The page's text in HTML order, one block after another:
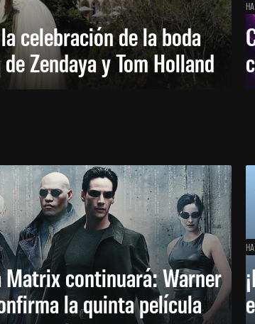
celebración de la boda
Zendaya y Tom Holland
Matrix continuará: Warner
la quinta película